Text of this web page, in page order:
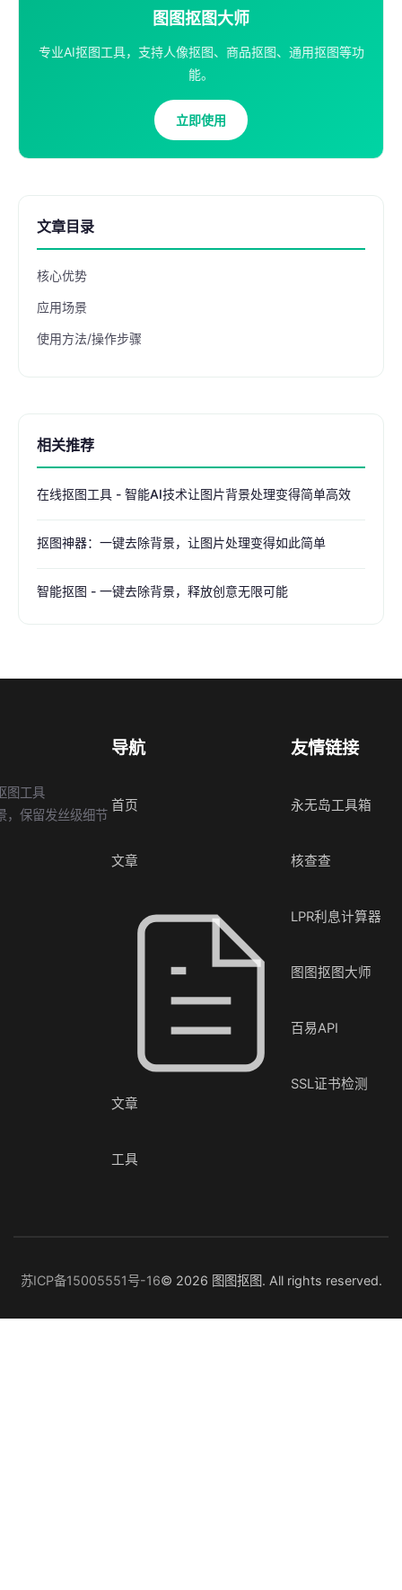
图图抠图大师
专业AI抠图工具，支持人像抠图、商品抠图、通用抠图等功
能。
立即使用
文章目录
核心优势
应用场景
使用方法/操作步骤
相关推荐
在线抠图工具 - 智能AI技术让图片背景处理变得简单高效
抠图神器：一键去除背景，让图片处理变得如此简单
智能抠图 - 一键去除背景，释放创意无限可能
图工具
，保留发丝级细节
导航
首页
文章
文章
工具
友情链接
永无岛工具箱
核查查
LPR利息计算器
图图抠图大师
百易API
SSL证书检测
苏ICP备15005551号-16© 2026 图图抠图. All rights reserved.